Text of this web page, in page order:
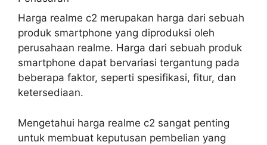
Harga realme c2 merupakan harga dari sebuah
produk smartphone yang diproduksi oleh
perusahaan realme. Harga dari sebuah produk
smartphone dapat bervariasi tergantung pada
beberapa faktor, seperti spesifikasi, fitur, dan
ketersediaan.
Mengetahui harga realme c2 sangat penting
untuk membuat keputusan pembelian yang